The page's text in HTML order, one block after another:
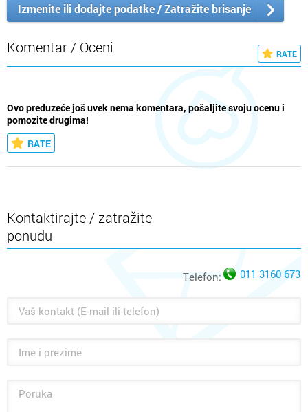
Izmenite ili dodajte podatke / Zatražite brisanje
Komentar / Oceni RATE
Ovo preduzeće još uvek nema komentara, pošaljite svoju ocenu i
pomozite drugima!
RATE
Kontaktirajte / zatražite
ponudu
Telefon: 011 3160 673